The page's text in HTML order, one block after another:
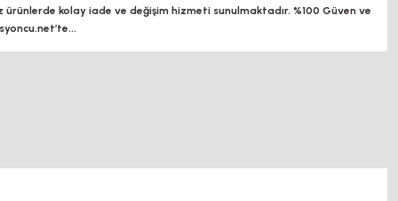
ürünlerde kolay iade ve değişim hizmeti sunulmaktadır. %100 Güven ve